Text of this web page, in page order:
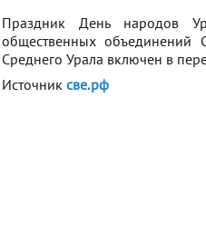
Праздник День народов
общественных объединений
Среднего Урала включен в
Источник све.рф